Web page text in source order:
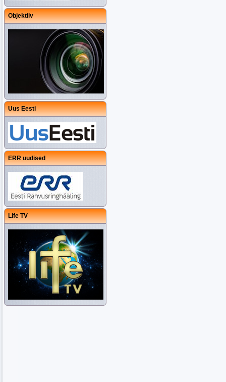
Objektiiv
Uus Eesti
ERR uudised
Life TV